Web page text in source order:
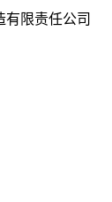
有限责任公司